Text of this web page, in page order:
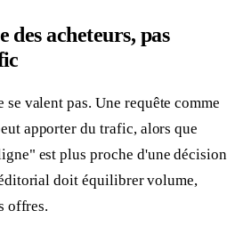
acheteurs, pas
se valent pas. Une requête comme
apporter du trafic, alors que
est plus proche d'une décision
doit équilibrer volume,
offres.